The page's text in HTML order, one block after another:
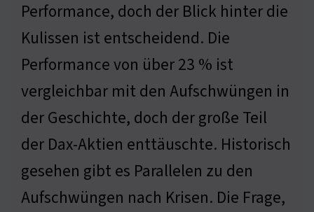
Performance, doch der Blick hinter die
Kulissen ist entscheidend. Die
Performance von über 23 % ist
vergleichbar mit den Aufschwüngen in
der Geschichte, doch der große Teil
der Dax-Aktien enttäuschte. Historisch
gesehen gibt es Parallelen zu den
Aufschwüngen nach Krisen. Die Frage,